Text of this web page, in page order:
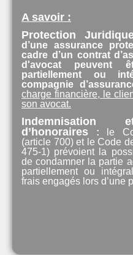
A savoir :
Protection
d’une assurance
cadre d’un contrat
d'avocat peuvent
partiellement ou
compagnie
charge financière, le
son avocat.
Indemnisation
d’honoraires : le
(article 700) et le Code
475-1) prévoient la
de condamner la partie
partiellement ou
frais engagés lors d’une